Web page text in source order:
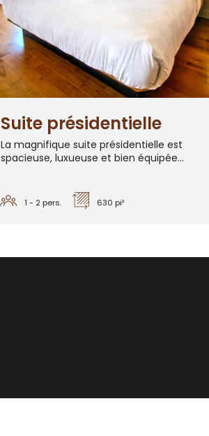
Suite présidentielle
La magnifique suite présidentielle est
spacieuse, luxueuse et bien équipée...
1 - 2 pers. 630 pi²